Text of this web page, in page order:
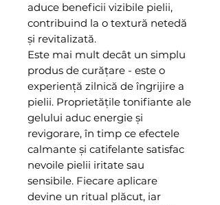
aduce beneficii vizibile pielii,
contribuind la o textură netedă
și revitalizată.
Este mai mult decât un simplu
produs de curățare - este o
experiență zilnică de îngrijire a
pielii. Proprietățile tonifiante ale
gelului aduc energie și
revigorare, în timp ce efectele
calmante și catifelante satisfac
nevoile pielii iritate sau
sensibile. Fiecare aplicare
devine un ritual plăcut, iar